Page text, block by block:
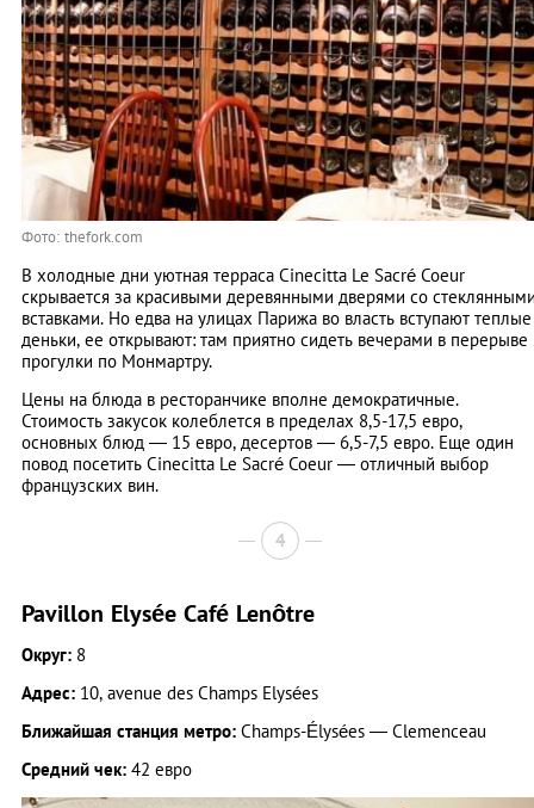
Фото: thefork.com
В холодные дни уютная терраса Cinecitta Le Sacré Coeur
скрывается за красивыми деревянными дверями со
вставками. Но едва на улицах Парижа во власть вступают теплые
деньки, ее открывают: там приятно сидеть вечерами в перерыве
прогулки по Монмартру.
Цены на блюда в ресторанчике вполне демократичные.
Стоимость закусок колеблется в пределах 8,5-17,5 евро,
основных блюд — 15 евро, десертов — 6,5-7,5 евро. Еще один
повод посетить Cinecitta Le Sacré Coeur — отличный выбор
французских вин.
4
Pavillon Elysée Café Lenôtre
Округ: 8
Адрес: 10, avenue des Champs Elysées
Ближайшая станция метро: Champs-Élysées — Clemenceau
Средний чек: 42 евро